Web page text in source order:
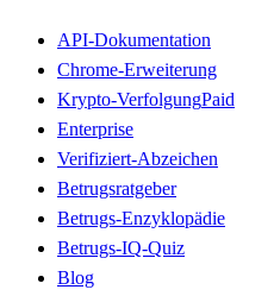
API-Dokumentation
Chrome-Erweiterung
Krypto-VerfolgungPaid
Enterprise
Verifiziert-Abzeichen
Betrugsratgeber
Betrugs-Enzyklopädie
Betrugs-IQ-Quiz
Blog